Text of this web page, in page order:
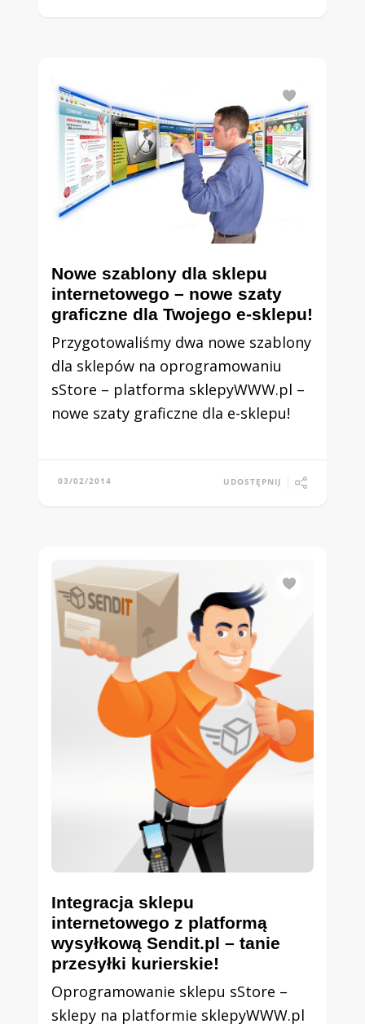
Nowe szablony dla sklepu
internetowego – nowe szaty
graficzne dla Twojego e-sklepu!
Przygotowaliśmy dwa nowe szablony
dla sklepów na oprogramowaniu
sStore – platforma sklepyWWW.pl –
nowe szaty graficzne dla e-sklepu!
03/02/2014 UDOSTĘPNIJ
Integracja sklepu
internetowego z platformą
wysyłkową Sendit.pl – tanie
przesyłki kurierskie!
Oprogramowanie sklepu sStore –
sklepy na platformie sklepyWWW.pl